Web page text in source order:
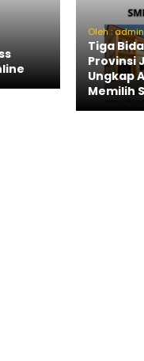
Oleh : admin
Tiga
Provinsi
Ungkap
Memilih